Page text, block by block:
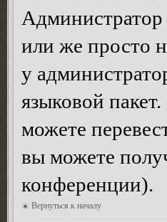
или же просто
у
языковой
можете
вы можете
конференции).
Вернуться к началу